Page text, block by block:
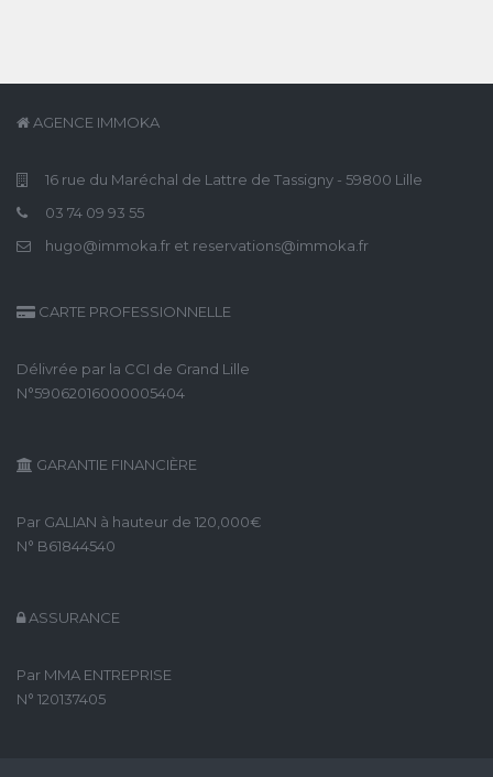
AGENCE IMMOKA
16 rue du Maréchal de Lattre de Tassigny - 59800 Lille
03 74 09 93 55
hugo@immoka.fr et reservations@immoka.fr
CARTE PROFESSIONNELLE
Délivrée par la CCI de Grand Lille
N°59062016000005404
GARANTIE FINANCIÈRE
Par GALIAN à hauteur de 120,000€
N° B61844540
ASSURANCE
Par MMA ENTREPRISE
N° 120137405